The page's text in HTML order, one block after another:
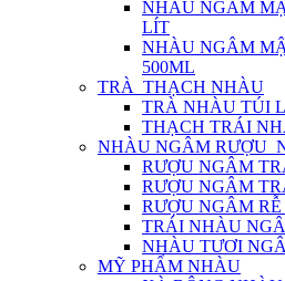
NHÀU NGÂM
LÍT
NHÀU NGÂM
500ML
TRÀ_THẠCH NHÀU
TRÀ NHÀU TÚI
THẠCH TRÁI
NHÀU NGÂM
RƯỢU NGÂM
RƯỢU NGÂM
RƯỢU NGÂM
TRÁI NHÀU
NHÀU TƯƠI
MỸ PHẨM NHÀU